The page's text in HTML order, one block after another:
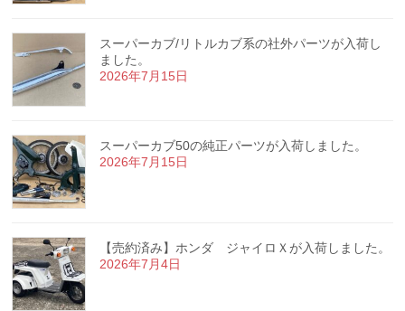
スーパーカブ/リトルカブ系の社外パーツが入荷し
ました。
2026年7月15日
スーパーカブ50の純正パーツが入荷しました。
2026年7月15日
【売約済み】ホンダ ジャイロＸが入荷しました。
2026年7月4日